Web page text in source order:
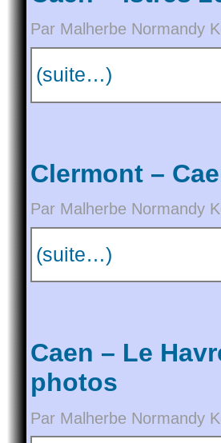
Par Malherbe Normandy
(suite…)
Clermont –
Par Malherbe Normandy
(suite…)
Caen – Le
photos
Par Malherbe Normandy